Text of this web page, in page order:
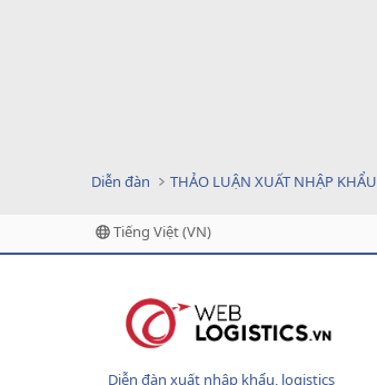
Diễn đàn THẢO LUẬN XUẤT NHẬP KHẨU
Tiếng Việt (VN)
Diễn đàn xuất nhập khẩu, logistics